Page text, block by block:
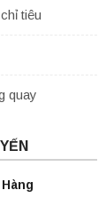
tiêu
quay